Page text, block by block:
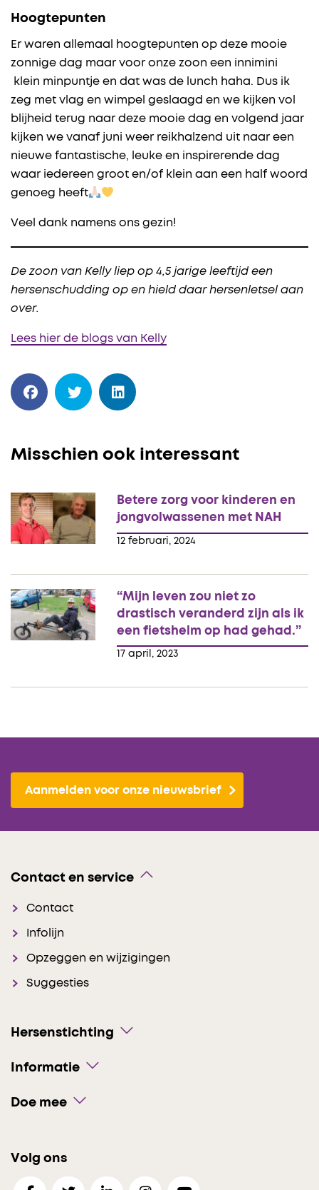
Hoogtepunten
Er waren allemaal hoogtepunten op deze mooie
zonnige dag maar voor onze zoon een innimini
klein minpuntje en dat was de lunch haha. Dus ik
zeg met vlag en wimpel geslaagd en we kijken vol
blijheid terug naar deze mooie dag en volgend jaar
kijken we vanaf juni weer reikhalzend uit naar een
nieuwe fantastische, leuke en inspirerende dag
waar iedereen groot en/of klein aan een half woord
genoeg heeft
Veel dank namens ons gezin!
De zoon van Kelly liep op 4,5 jarige leeftijd een
hersenschudding op en hield daar hersenletsel aan
over.
Lees hier de blogs van Kelly
Misschien ook interessant
12 februari, 2024
Betere zorg voor kinderen en
jongvolwassenen met NAH
17 april, 2023
“Mijn leven zou niet zo
drastisch veranderd zijn als ik
een fietshelm op had gehad.”
Aanmelden voor onze nieuwsbrief
Contact en service
Contact
Infolijn
Opzeggen en wijzigingen
Suggesties
Hersenstichting
Informatie
Doe mee
Volg ons